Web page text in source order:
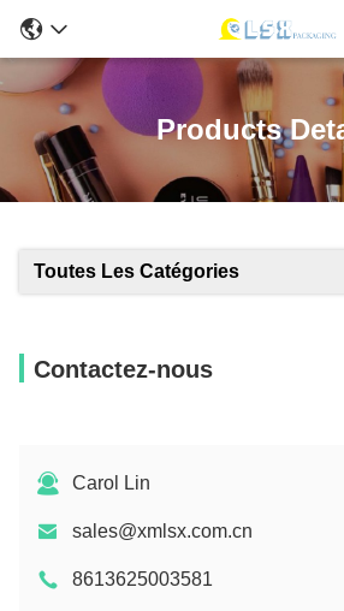
Products
Toutes Les Catégories
Contactez-nous
Carol Lin
sales@xmlsx.com.cn
8613625003581